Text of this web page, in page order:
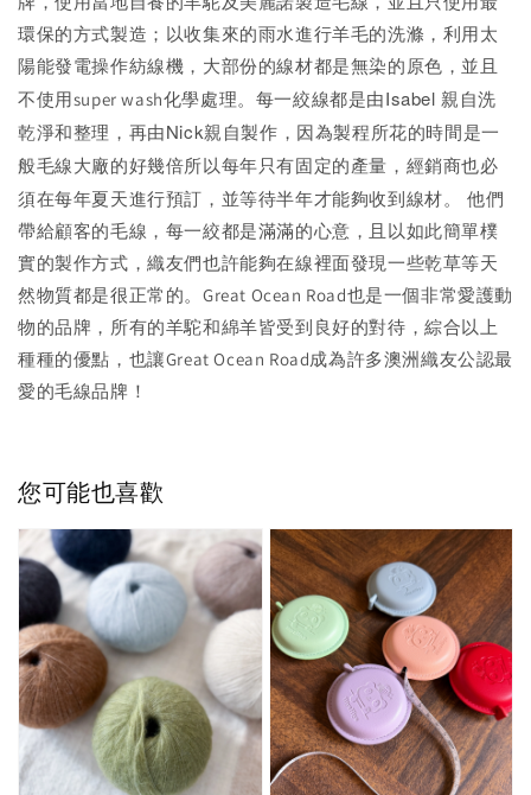
環保的方式製造；以收集來的雨水進行羊毛的洗滌，利用太
陽能發電操作紡線機，大部份的線材都是無染的原色，並且
不使用super wash化學處理。 每一絞線都是由Isabel 親自洗
乾淨和整理，再由Nick親自製作，因為製程所花的時間是一
般毛線大廠的好幾倍所以每年只有固定的產量，經銷商也必
須在每年夏天進行預訂，並等待半年才能夠收到線材。他們
帶給顧客的毛線，每一絞都是滿滿的心意，且以如此簡單樸
實的製作方式，織友們也許能夠在線裡面發現一些乾草等天
然物質都是很正常的。Great Ocean Road也是一個非常愛護動
物的品牌，所有的羊駝和綿羊皆受到良好的對待，綜合以上
種種的優點，也讓Great Ocean Road成為許多澳洲織友公認最
愛的毛線品牌！
您可能也喜歡